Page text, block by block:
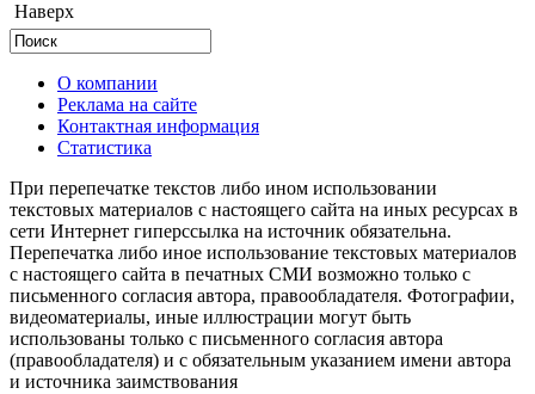
Наверх
О компании
Реклама на сайте
Контактная информация
Статистика
При перепечатке текстов либо ином использовании
текстовых материалов с настоящего сайта на иных ресурсах в
сети Интернет гиперссылка на источник обязательна.
Перепечатка либо иное использование текстовых материалов
с настоящего сайта в печатных СМИ возможно только с
письменного согласия автора, правообладателя. Фотографии,
видеоматериалы, иные иллюстрации могут быть
использованы только с письменного согласия автора
(правообладателя) и с обязательным указанием имени автора
и источника заимствования